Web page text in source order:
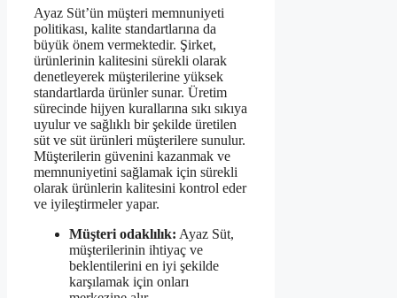
Ayaz Süt’ün müşteri memnuniyeti
politikası, kalite standartlarına da
büyük önem vermektedir. Şirket,
ürünlerinin kalitesini sürekli olarak
denetleyerek müşterilerine yüksek
standartlarda ürünler sunar. Üretim
sürecinde hijyen kurallarına sıkı sıkıya
uyulur ve sağlıklı bir şekilde üretilen
süt ve süt ürünleri müşterilere sunulur.
Müşterilerin güvenini kazanmak ve
memnuniyetini sağlamak için sürekli
olarak ürünlerin kalitesini kontrol eder
ve iyileştirmeler yapar.
Müşteri odaklılık: Ayaz Süt,
müşterilerinin ihtiyaç ve
beklentilerini en iyi şekilde
karşılamak için onları